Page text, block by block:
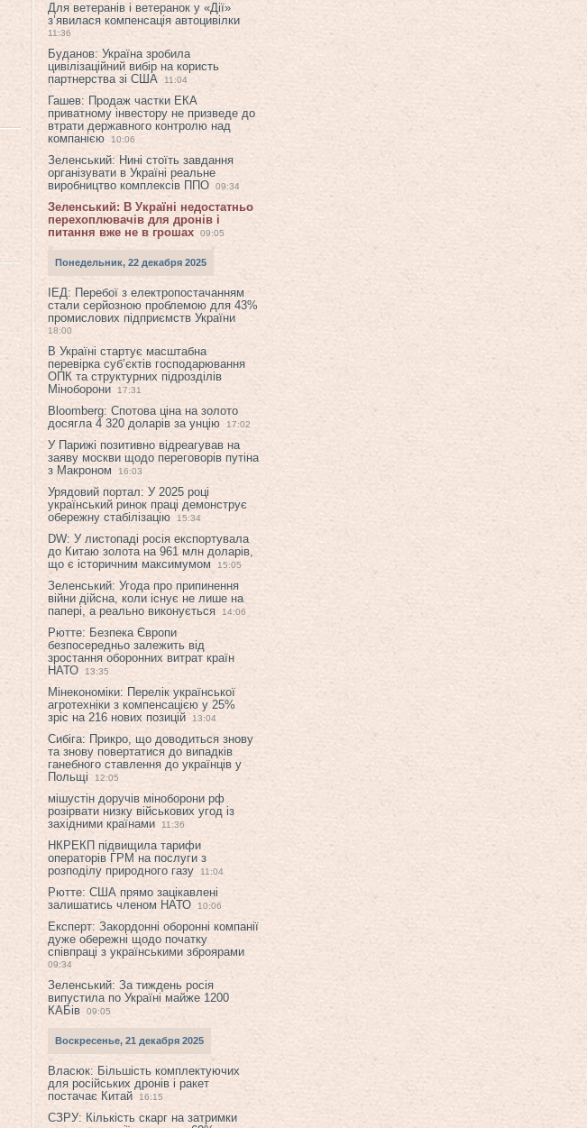
Для ветеранів і ветеранок у «Дії»
з’явилася компенсація автоцивілки
11:36
Буданов: Україна зробила
цивілізаційний вибір на користь
партнерства зі США
11:04
Гашев: Продаж частки ЕКА
приватному інвестору не призведе до
втрати державного контролю над
компанією
10:06
Зеленський: Нині стоїть завдання
організувати в Україні реальне
виробництво комплексів ППО
09:34
Зеленський: В Україні недостатньо
перехоплювачів для дронів і
питання вже не в грошах
09:05
Понедельник, 22 декабря 2025
ІЕД: Перебої з електропостачанням
стали серйозною проблемою для 43%
промислових підприємств України
18:00
В Україні стартує масштабна
перевірка суб’єктів господарювання
ОПК та структурних підрозділів
Міноборони
17:31
Bloomberg: Спотова ціна на золото
досягла 4 320 доларів за унцію
17:02
У Парижі позитивно відреагував на
заяву москви щодо переговорів путіна
з Макроном
16:03
Урядовий портал: У 2025 році
український ринок праці демонструє
обережну стабілізацію
15:34
DW: У листопаді росія експортувала
до Китаю золота на 961 млн доларів,
що є історичним максимумом
15:05
Зеленський: Угода про припинення
війни дійсна, коли існує не лише на
папері, а реально виконується
14:06
Рютте: Безпека Європи
безпосередньо залежить від
зростання оборонних витрат країн
НАТО
13:35
Мінекономіки: Перелік української
агротехніки з компенсацією у 25%
зріс на 216 нових позицій
13:04
Сибіга: Прикро, що доводиться знову
та знову повертатися до випадків
ганебного ставлення до українців у
Польщі
12:05
мішустін доручів міноборони рф
розірвати низку військових угод із
західними країнами
11:36
НКРЕКП підвищила тарифи
операторів ГРМ на послуги з
розподілу природного газу
11:04
Рютте: США прямо зацікавлені
залишатись членом НАТО
10:06
Експерт: Закордонні оборонні компанії
дуже обережні щодо початку
співпраці з українськими зброярами
09:34
Зеленський: За тиждень росія
випустила по Україні майже 1200
КАБів
09:05
Воскресенье, 21 декабря 2025
Власюк: Більшість комплектуючих
для російських дронів і ракет
постачає Китай
16:15
СЗРУ: Кількість скарг на затримки